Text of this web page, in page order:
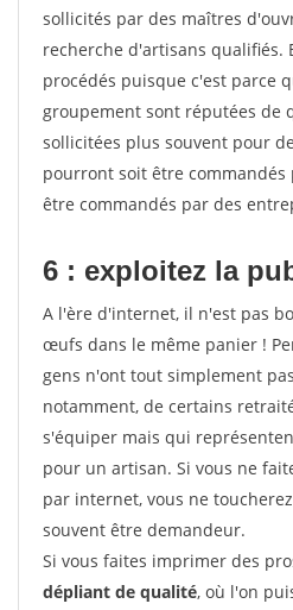
sollicités par des maîtres
recherche d'artisans qualifiés.
procédés puisque c'est parce
groupement sont réputées de
sollicitées plus souvent pour
pourront soit être
être commandés par des
6 : exploitez la
A l'ère d'internet, il n'est pas
œufs dans le même panier !
gens n'ont tout simplement
notamment, de certains
s'équiper mais qui
pour un artisan. Si vous ne
par internet, vous ne
souvent être demandeur.
Si vous faites imprimer des
dépliant de qualité, où l'on